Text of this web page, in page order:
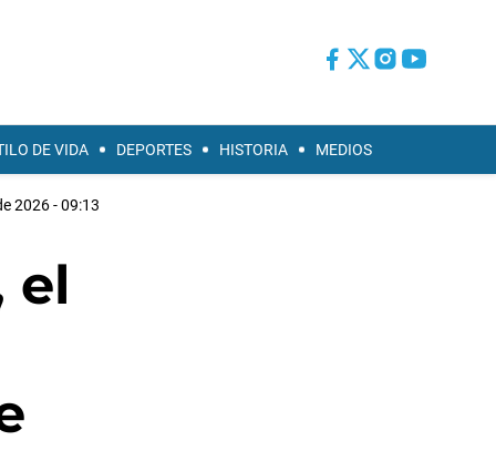
DE VIDA DEPORTES HISTORIA MEDIOS
2026 - 09:13
el